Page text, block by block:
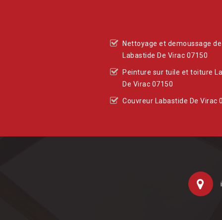
Nettoyage et demoussage
Labastide De Virac 07150
Peinture sur tuile et toiture
De Virac 07150
Couvreur Labastide De Virac